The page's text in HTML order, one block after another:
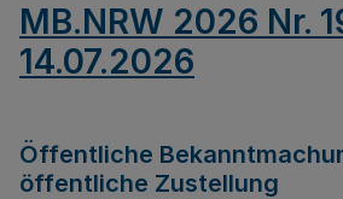
MB.NRW 2026 Nr.
14.07.2026
Öffentliche
öffentliche Zustellung